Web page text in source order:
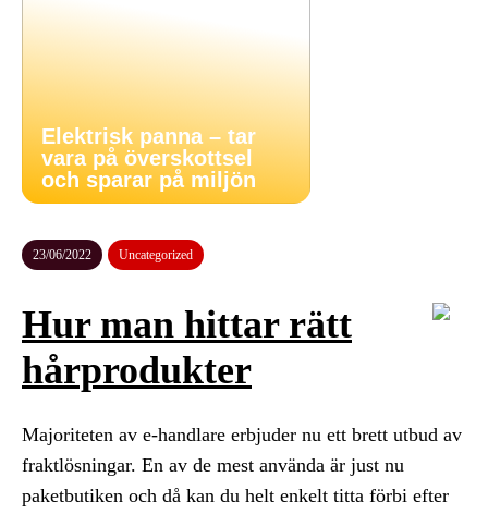
Elektrisk panna – tar
vara på överskottsel
och sparar på miljön
23/06/2022 Uncategorized
Hur man hittar rätt
hårprodukter
Majoriteten av e-handlare erbjuder nu ett brett utbud av
fraktlösningar. En av de mest använda är just nu
paketbutiken och då kan du helt enkelt titta förbi efter